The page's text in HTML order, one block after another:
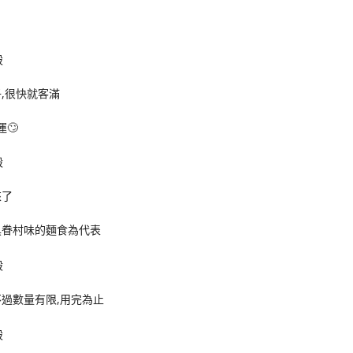
很快就客滿
🙄
村味的麵食為代表
數量有限,用完為止